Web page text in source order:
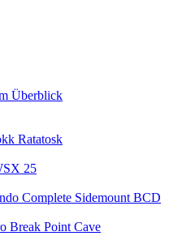
Überblick
Ratatosk
25
Complete Sidemount BCD
Break Point Cave